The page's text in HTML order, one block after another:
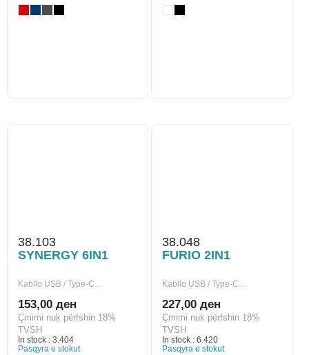
38.103
SYNERGY 6IN1
Kabllo USB / Type-C…
153,00 ден
Çmimi nuk përfshin 18%
TVSH
In stock : 3.404
Pasqyra e stokut
38.048
FURIO 2IN1
Kabllo USB / Type-C…
227,00 ден
Çmimi nuk përfshin 18%
TVSH
In stock : 6.420
Pasqyra e stokut